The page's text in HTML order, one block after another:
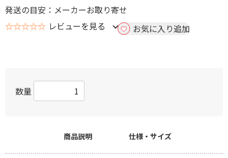
発送の目安：メーカーお取り寄せ
☆☆☆☆☆ レビューを見る お気に入り追加
数量
商品説明 仕様・サイズ